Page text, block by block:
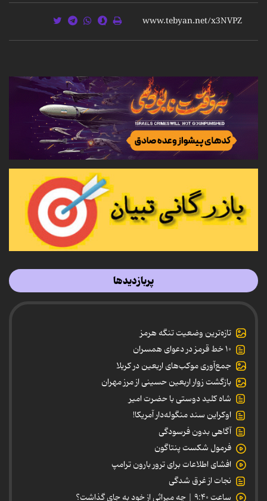
پربازدیدها
تازه‌ترین وضعیت تنگه هرمز
۱۰ خط قرمز در دعوای همسران
جمع‌آوری موکب‌های اربعین در کربلا
بازگشت زوار اربعین حسینی از مرز مهران
شاه کلید دوستی با حضرت امیر
اوکراین سند منگوله‌دار آمریکا!
آگاهی بدون فرسودگی
فرمول شکست پنتاگون
افشای اطلاعات برای ترور بارون ترامپ
نجات از غرق شدگی
ساعت ۹:۴۰ | چه میراثی از خود به جای گذاشت؟